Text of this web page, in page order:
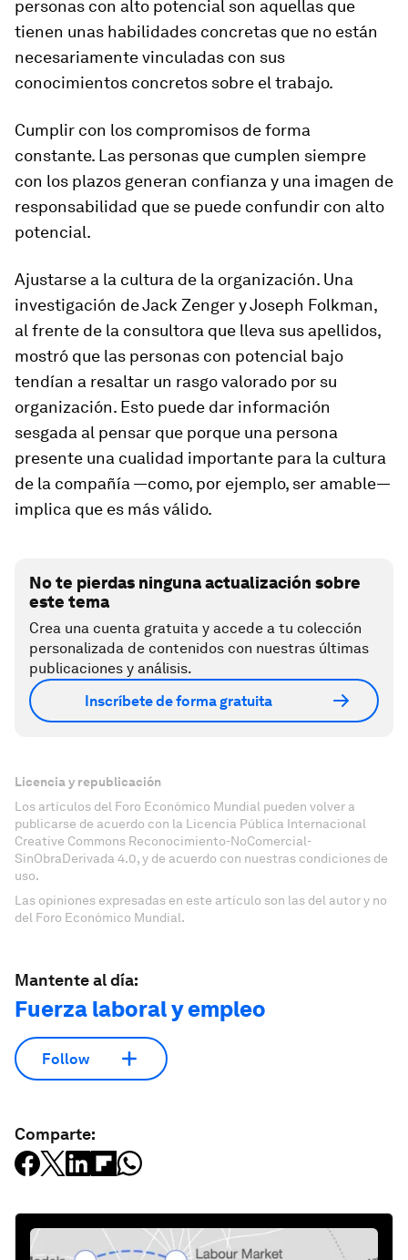
personas con alto potencial son aquellas que
tienen unas habilidades concretas que no están
necesariamente vinculadas con sus
conocimientos concretos sobre el trabajo.
Cumplir con los compromisos de forma
constante. Las personas que cumplen siempre
con los plazos generan confianza y una imagen de
responsabilidad que se puede confundir con alto
potencial.
Ajustarse a la cultura de la organización. Una
investigación de Jack Zenger y Joseph Folkman,
al frente de la consultora que lleva sus apellidos,
mostró que las personas con potencial bajo
tendían a resaltar un rasgo valorado por su
organización. Esto puede dar información
sesgada al pensar que porque una persona
presente una cualidad importante para la cultura
de la compañía —como, por ejemplo, ser amable—
implica que es más válido.
No te pierdas ninguna actualización sobre
este tema
Crea una cuenta gratuita y accede a tu colección
personalizada de contenidos con nuestras últimas
publicaciones y análisis.
Inscríbete de forma gratuita
Licencia y republicación
Los artículos del Foro Económico Mundial pueden volver a
publicarse de acuerdo con la Licencia Pública Internacional
Creative Commons Reconocimiento-NoComercial-
SinObraDerivada 4.0, y de acuerdo con nuestras condiciones de
uso.
Las opiniones expresadas en este artículo son las del autor y no
del Foro Económico Mundial.
Mantente al día:
Fuerza laboral y empleo
Follow
Comparte: